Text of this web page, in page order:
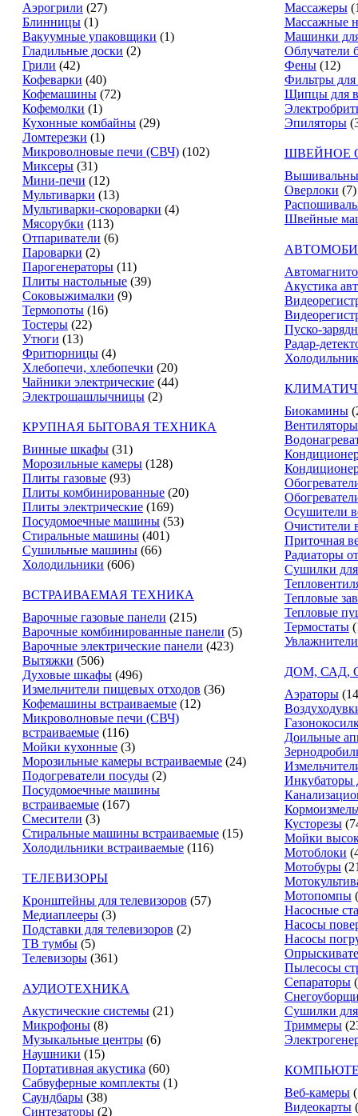
Аэрогрили (27)
Блинницы (1)
Вакуумные упаковщики (1)
Гладильные доски (2)
Грили (42)
Кофеварки (40)
Кофемашины (72)
Кофемолки (1)
Кухонные комбайны (29)
Ломтерезки (1)
Микроволновые печи (СВЧ) (102)
Миксеры (31)
Мини-печи (12)
Мультиварки (13)
Мультиварки-скороварки (4)
Мясорубки (113)
Отпариватели (6)
Пароварки (2)
Парогенераторы (11)
Плиты настольные (39)
Соковыжималки (9)
Термопоты (16)
Тостеры (22)
Утюги (13)
Фритюрницы (4)
Хлебопечи, хлебопечки (20)
Чайники электрические (44)
Электрошашлычницы (2)
КРУПНАЯ БЫТОВАЯ ТЕХНИКА
Винные шкафы (31)
Морозильные камеры (128)
Плиты газовые (93)
Плиты комбинированные (20)
Плиты электрические (169)
Посудомоечные машины (53)
Стиральные машины (401)
Сушильные машины (66)
Холодильники (606)
ВСТРАИВАЕМАЯ ТЕХНИКА
Варочные газовые панели (215)
Варочные комбинированные панели (5)
Варочные электрические панели (423)
Вытяжки (506)
Духовые шкафы (496)
Измельчители пищевых отходов (36)
Кофемашины встраиваемые (12)
Микроволновые печи (СВЧ)
встраиваемые (116)
Мойки кухонные (3)
Морозильные камеры встраиваемые (24)
Подогреватели посуды (2)
Посудомоечные машины
встраиваемые (167)
Смесители (3)
Стиральные машины встраиваемые (15)
Холодильники встраиваемые (116)
ТЕЛЕВИЗОРЫ
Кронштейны для телевизоров (57)
Медиаплееры (3)
Подставки для телевизоров (2)
ТВ тумбы (5)
Телевизоры (361)
АУДИОТЕХНИКА
Акустические системы (21)
Микрофоны (8)
Музыкальные центры (6)
Наушники (15)
Портативная акустика (60)
Сабвуферные комплекты (1)
Саундбары (38)
Синтезаторы (2)
Массажеры
Массажные
Машинки
Облучатели
Фены (12)
Фильтры
Щипцы для
Эпиляторы
ШВЕЙНОЕ
Оверлоки (7)
Швейные
Акустика
Пуско-
Радар-
Биокамины
Вентиляторы
Осушители
Очистители
Приточная
Радиаторы
Сушилки
Тепловые
Тепловые
Термостаты
ДОМ, САД,
Аэраторы
Доильные
Инкубаторы
Кусторезы
Мойки
Мотоблоки
Мотобуры
Мотопомпы
Насосные
Насосы
Насосы
Пылесосы
Сепараторы
Сушилки
Триммеры
Веб-камеры
Видеокарты